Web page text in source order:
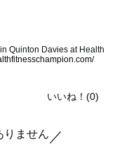
Quinton Davies at Health
いいね！(0)
りません ／